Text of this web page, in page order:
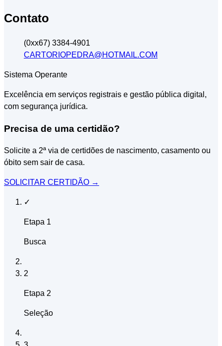
Contato
(0xx67) 3384-4901
CARTORIOPEDRA@HOTMAIL.COM
Sistema Operante
Excelência em serviços registrais e gestão pública digital,
com segurança jurídica.
Precisa de uma certidão?
Solicite a 2ª via de certidões de nascimento, casamento ou
óbito sem sair de casa.
SOLICITAR CERTIDÃO →
✓
Etapa 1
Busca
2
Etapa 2
Seleção